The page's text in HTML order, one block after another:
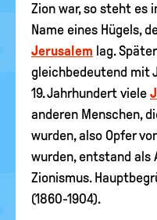
Zion war, so steht es
Name eines Hügels,
Jerusalem lag.
gleichbedeutend mit
19. Jahrhundert viele
anderen Menschen,
wurden, also Opfer
wurden, entstand als
Zionismus.
(1860-1904).